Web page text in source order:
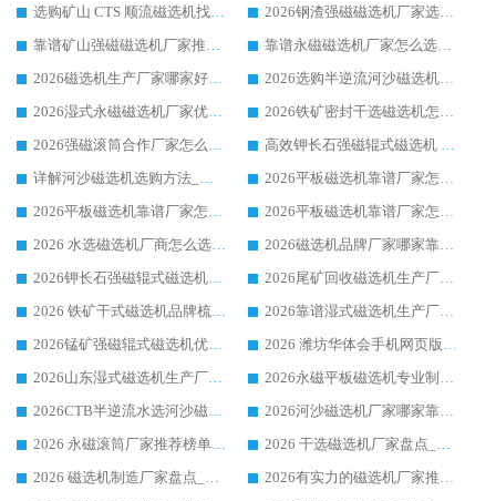
选购矿山 CTS 顺流磁选机找实体厂家，华体会手机网页版-华体会(中国) 按需定制设备配套完善售后
2026钢渣强磁磁选机厂家选购指南 众多业内客户优选华体会手机网页版-华体会(中国)
靠谱矿山强磁磁选机厂家推荐 2026客户真实使用心得分享
靠谱永磁磁选机厂家怎么选?福建客户真实体验分享华体会手机网页版-华体会(中国) 品牌
2026磁选机生产厂家哪家好?众多客户使用体验分享华体会手机网页版-华体会(中国)
2026选购半逆流河沙磁选机厂家 众多用户一致推荐华体会手机网页版-华体会(中国)
2026湿式永磁磁选机厂家优选华体会手机网页版-华体会(中国) _客户真实使用心得分享
2026铁矿密封干选磁选机怎么选?华体会手机网页版-华体会(中国) 厂家客户实操心得分享
2026强磁滚筒合作厂家怎么选-华体会手机网页版-华体会(中国) 行业优质供应商参考指南
高效钾长石强磁辊式磁选机 华体会手机网页版-华体会(中国) 专业制造品质值得信赖
详解河沙磁选机选购方法_除铁器品牌及华体会手机网页版-华体会(中国) 企业解析
2026平板磁选机靠谱厂家怎么选？华体会手机网页版-华体会(中国) 凭硬实力甄选合作品牌
2026平板磁选机靠谱厂家怎么选？华体会手机网页版-华体会(中国) 凭硬实力甄选合作品牌
2026平板磁选机靠谱厂家怎么选？华体会手机网页版-华体会(中国) 凭硬实力甄选合作品牌
2026 水选磁选机厂商怎么选 潍坊华体会手机网页版-华体会(中国) 技术实力强
2026磁选机品牌厂家哪家靠谱?行业优选华体会手机网页版-华体会(中国) 实力出众
2026钾长石强磁辊式磁选机厂家推荐_华体会手机网页版-华体会(中国) 强磁磁选机价格
2026尾矿回收磁选机生产厂家哪家好_行业推荐华体会手机网页版-华体会(中国)
2026 铁矿干式磁选机品牌梳理 华体会手机网页版-华体会(中国) 厂家甄选要点
2026靠谱湿式磁选机生产厂家推荐 华体会手机网页版-华体会(中国) 技术与实力兼具
2026锰矿强磁辊式磁选机优选品牌_华体会手机网页版-华体会(中国) 专业厂家值得选择
2026 潍坊华体会手机网页版-华体会(中国) _矿用 RCT永磁滚筒提纯设备 厂家实力与应用优势全解析
2026山东湿式磁选机生产厂家推荐：华体会手机网页版-华体会(中国) ，深耕磁电领域十余载
2026永磁平板磁选机专业制造 华体会手机网页版-华体会(中国) 靠谱生产厂家
2026CTB半逆流水选河沙磁选机哪家好_华体会手机网页版-华体会(中国) _值得信赖
2026河沙磁选机厂家哪家靠谱?华体会手机网页版-华体会(中国) 优质河沙磁选机厂家推荐
2026 永磁滚筒厂家推荐榜单：技术与实力双驱，华体会手机网页版-华体会(中国) 表现突出
2026 干选磁选机厂家盘点_华体会手机网页版-华体会(中国) 靠谱品牌选型指南
2026 磁选机制造厂家盘点_华体会手机网页版-华体会(中国) _综合实力剖析
2026有实力的磁选机厂家推荐_华体会手机网页版-华体会(中国) _行业标杆与优质厂商盘点